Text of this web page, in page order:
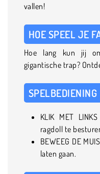
vallen!
HOE SPEEL JE
Hoe lang kun jij
gigantische trap?
SPELBEDIENING
KLIK MET
ragdoll te
BEWEEG DE
laten gaan.